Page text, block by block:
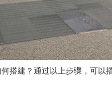
建？通过以上步骤，可以